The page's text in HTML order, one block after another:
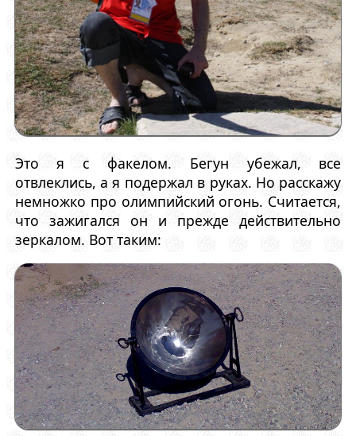
Это я с факелом. Бегун убежал, все
отвлеклись, а я подержал в руках. Но расскажу
немножко про олимпийский огонь. Считается,
что зажигался он и прежде действительно
зеркалом. Вот таким: